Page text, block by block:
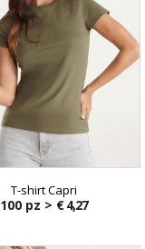
T-shirt Capri
100 pz > € 4,27